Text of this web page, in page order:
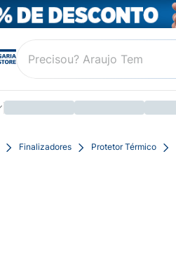
Finalizadores Protetor Térmico